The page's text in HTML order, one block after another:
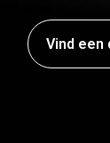
Vind een